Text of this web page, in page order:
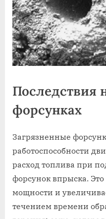
Последствия
форсунках
Загрязненные
работоспособности
расход топлива при
форсунок впрыска.
мощности и
течением времени